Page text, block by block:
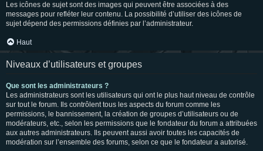
Les icônes de sujet sont des images qui peuvent être associées à des
messages pour refléter leur contenu. La possibilité d’utiliser des icônes de
sujet dépend des permissions définies par l’administrateur.
Haut
Niveaux d’utilisateurs et groupes
Que sont les administrateurs ?
Les administrateurs sont les utilisateurs qui ont le plus haut niveau de contrôle
sur tout le forum. Ils contrôlent tous les aspects du forum comme les
permissions, le bannissement, la création de groupes d’utilisateurs ou de
modérateurs, etc., selon les permissions que le fondateur du forum a attribuées
aux autres administrateurs. Ils peuvent aussi avoir toutes les capacités de
modération sur l’ensemble des forums, selon ce que le fondateur a autorisé.